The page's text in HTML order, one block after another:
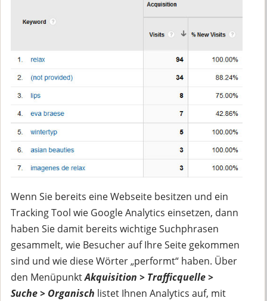
Wenn Sie bereits eine Webseite besitzen und ein
Tracking Tool wie Google Analytics einsetzen, dann
haben Sie damit bereits wichtige Suchphrasen
gesammelt, wie Besucher auf Ihre Seite gekommen
sind und wie diese Wörter „performt“ haben. Über
den MenüpunktAkquisition > Trafficquelle >
Suche > Organisch listet Ihnen Analytics auf, mit